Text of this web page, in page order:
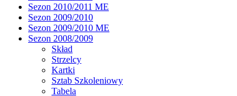
Sezon 2010/2011 ME
Sezon 2009/2010
Sezon 2009/2010 ME
Sezon 2008/2009
Skład
Strzelcy
Kartki
Sztab Szkoleniowy
Tabela